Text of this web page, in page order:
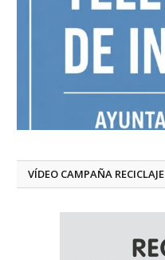
VÍDEO CAMPAÑA RECICLAJE